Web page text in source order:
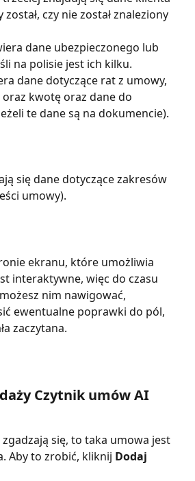
czy nie został znaleziony
dane ubezpieczonego lub
na polisie jest ich kilku.
dane dotyczące rat z umowy,
kwotę oraz dane do
te dane są na dokumencie).
się dane dotyczące zakresów
umowy).
ekranu, które umożliwia
interaktywne, więc do czasu
nim nawigować,
ewentualne poprawki do pól,
zaczytana.
Czytnik umów AI
zgadzają się, to taka umowa jest
Aby to zrobić, kliknij Dodaj